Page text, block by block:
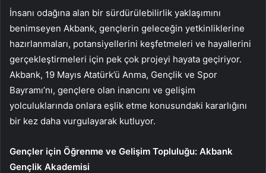
İnsanı odağına alan bir sürdürülebilirlik yaklaşımını
benimseyen Akbank, gençlerin geleceğin yetkinliklerine
hazırlanmaları, potansiyellerini keşfetmeleri ve hayallerini
gerçekleştirmeleri için pek çok projeyi hayata geçiriyor.
Akbank, 19 Mayıs Atatürk’ü Anma, Gençlik ve Spor
Bayramı’nı, gençlere olan inancını ve gelişim
yolculuklarında onlara eşlik etme konusundaki kararlığını
bir kez daha vurgulayarak kutluyor.
Gençler için Öğrenme ve Gelişim Topluluğu: Akbank
Gençlik Akademisi